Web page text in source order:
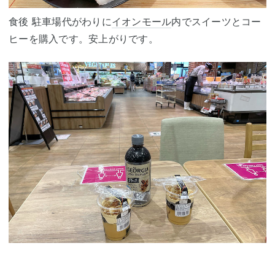
食後 駐車場代がわりにイオンモール内でスイーツとコー
ヒーを購入です。安上がりです。